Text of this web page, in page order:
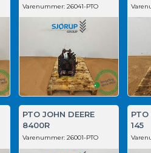
Varenummer: 26041-PTO
PTO JOHN DEERE
8400R
Varenummer: 26001-PTO
PTO
145